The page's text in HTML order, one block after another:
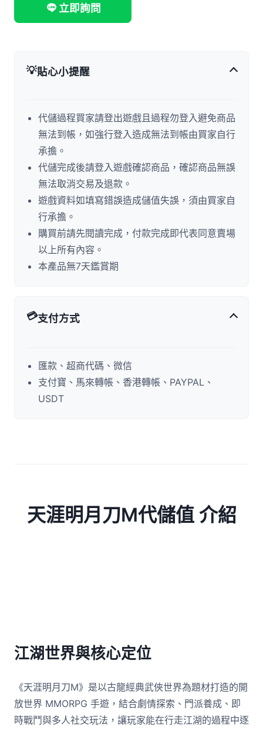
立即詢問
💡貼心小提醒
代儲過程買家請登出遊戲且過程勿登入避免商品
無法到帳，如強行登入造成無法到帳由買家自行
承擔。
代儲完成後請登入遊戲確認商品，確認商品無誤
無法取消交易及退款。
遊戲資料如填寫錯誤造成儲值失誤，須由買家自
行承擔。
購買前請先閱讀完成，付款完成即代表同意賣場
以上所有內容。
本產品無7天鑑賞期
💳支付方式
匯款、超商代碼、微信
支付寶、馬來轉帳、香港轉帳、PAYPAL、
USDT
天涯明月刀M代儲值 介紹
江湖世界與核心定位
《天涯明月刀M》是以古龍經典武俠世界為題材打造的開
放世界 MMORPG 手遊，結合劇情探索、門派養成、即
時戰鬥與多人社交玩法，讓玩家能在行走江湖的過程中逐